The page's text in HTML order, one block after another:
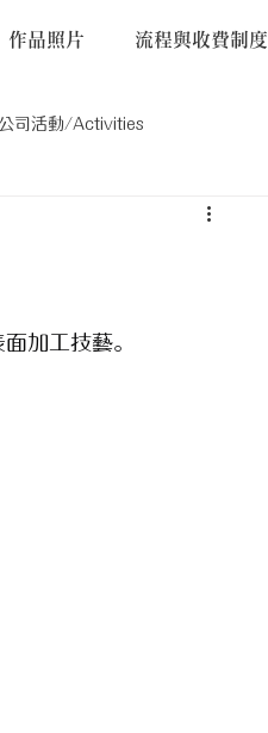
作品照片 流程與收費制度
司活動/Activities
加工技藝。